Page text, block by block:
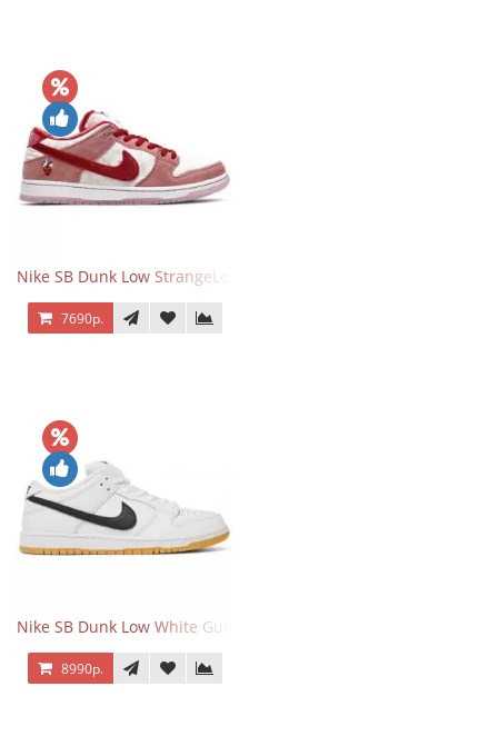
Nike SB Dunk Low StrangeLove Valentine's Day
7690р.
Nike SB Dunk Low White Gum
8990р.